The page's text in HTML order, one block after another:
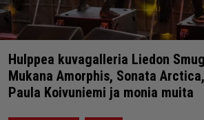
Hulppea kuvagalleria Liedon
Mukana Amorphis, Sonata
Paula Koivuniemi ja monia muita